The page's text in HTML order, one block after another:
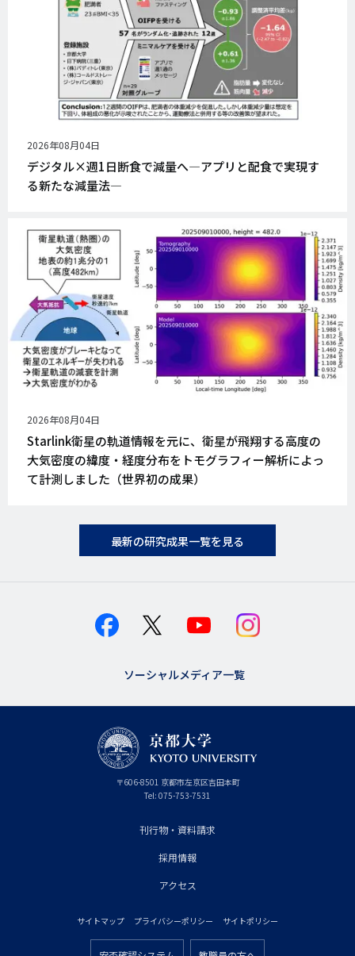
公
開
日
2026年08月04日
デジタル×週1日断食で減量へ―アプリと配食で実現す
る新たな減量法―
公
開
日
2026年08月04日
Starlink衛星の軌道情報を元に、衛星が飛翔する高度の
大気密度の緯度・経度分布をトモグラフィー解析によっ
て計測しました（世界初の成果）
最新の研究成果一覧を見る
ソーシャルメディア一覧
〒606-8501 京
都
府
京都市左京区吉田本町
Tel: 075-753-7531
刊行物・資料請求
採用情報
アクセス
サイトマップ プライバシーポリシー サイトポリシー